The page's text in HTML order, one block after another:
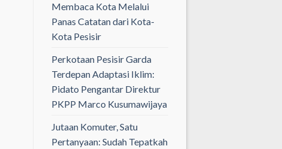
Membaca Kota Melalui
Panas Catatan dari Kota-
Kota Pesisir
Perkotaan Pesisir Garda
Terdepan Adaptasi Iklim:
Pidato Pengantar Direktur
PKPP Marco Kusumawijaya
Jutaan Komuter, Satu
Pertanyaan: Sudah Tepatkah